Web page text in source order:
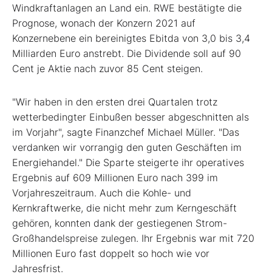
Windkraftanlagen an Land ein. RWE bestätigte die
Prognose, wonach der Konzern 2021 auf
Konzernebene ein bereinigtes Ebitda von 3,0 bis 3,4
Milliarden Euro anstrebt. Die Dividende soll auf 90
Cent je Aktie nach zuvor 85 Cent steigen.
"Wir haben in den ersten drei Quartalen trotz
wetterbedingter Einbußen besser abgeschnitten als
im Vorjahr", sagte Finanzchef Michael Müller. "Das
verdanken wir vorrangig den guten Geschäften im
Energiehandel." Die Sparte steigerte ihr operatives
Ergebnis auf 609 Millionen Euro nach 399 im
Vorjahreszeitraum. Auch die Kohle- und
Kernkraftwerke, die nicht mehr zum Kerngeschäft
gehören, konnten dank der gestiegenen Strom-
Großhandelspreise zulegen. Ihr Ergebnis war mit 720
Millionen Euro fast doppelt so hoch wie vor
Jahresfrist.